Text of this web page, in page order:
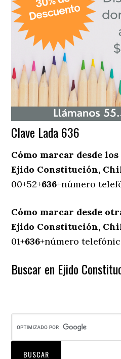
Clave Lada 636
Cómo marcar desde
Ejido Constitución,
00+52+636+número
Cómo marcar desde
Ejido Constitución,
01+636+número
Buscar en Ejido